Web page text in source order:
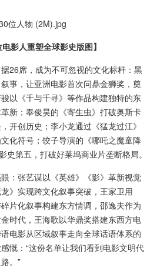
影人重塑全球影史版图】
席，成为不可忽视的文化标杆：黑
事，让亚洲电影首次问鼎金狮奖，奠
以《千与千寻》等作品构建独特的东
新；奉俊昊的《寄生虫》打破奥斯卡
开创历史；李小龙通过《猛龙过江》
化符号；饺子导演的《哪吒之魔童降
史第五，打破好莱坞商业片垄断格局。
张艺谋以《英雄》《影》革新视觉
》实现跨文化叙事突破，王家卫用
片化叙事构建东方情调，邵逸夫作为
时代，王海歌以华鼎奖搭建东西方电
电影从区域叙事走向全球话语体系的
慨：“这份名单让我们看到电影文明代
。”